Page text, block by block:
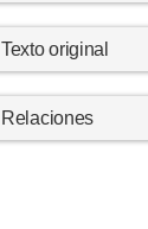
Texto original
Relaciones